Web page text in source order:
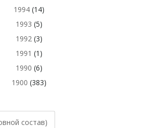
1994(14)
1993 (5)
1992(3)
1991 (1)
1990 (6)
1900 (383)
состав)